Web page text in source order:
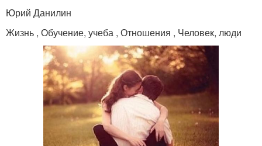
Юрий Данилин
Жизнь , Обучение, учеба , Отношения , Человек, люди